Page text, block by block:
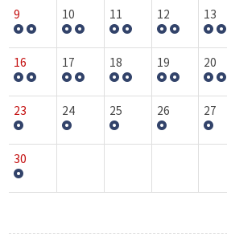
9 10 11 12 13
16 17 18 19 20
23 24 25 26 27
30